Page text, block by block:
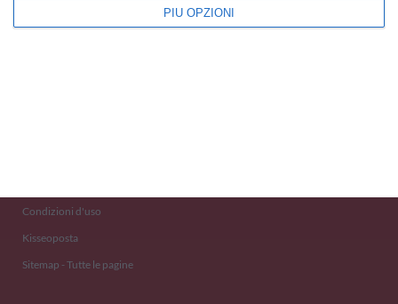
PIÙ OPZIONI
Kisseo©
Condizioni d'uso
Kisseoposta
Sitemap - Tutte le pagine